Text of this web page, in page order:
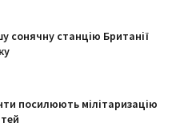
сонячну станцію Британії
посилюють мілітаризацію